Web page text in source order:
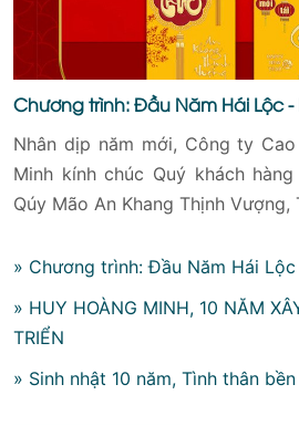
Chương trình: Đầu Năm Hái Lộc
Nhân dịp năm mới, Công ty
Minh kính chúc Quý khách
Qúy Mão An Khang Thịnh Vượng,
» Chương trình: Đầu Năm Hái
» HUY HOÀNG MINH, 10 NĂM
TRIỂN
» Sinh nhật 10 năm, Tình thân